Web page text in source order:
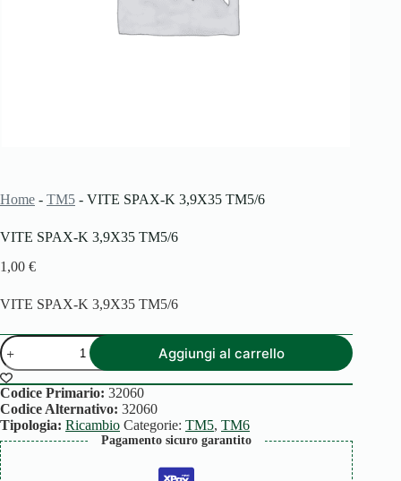
Home - TM5 - VITE SPAX-K 3,9X35 TM5/6
VITE SPAX-K 3,9X35 TM5/6
1,00 €
VITE SPAX-K 3,9X35 TM5/6
VITE
SPAX-
K
3,9X35
TM5/6
quantità
Aggiungi al carrello
Codice Primario: 32060
Codice Alternativo: 32060
Tipologia: Ricambio Categorie: TM5, TM6
Pagamento sicuro garantito